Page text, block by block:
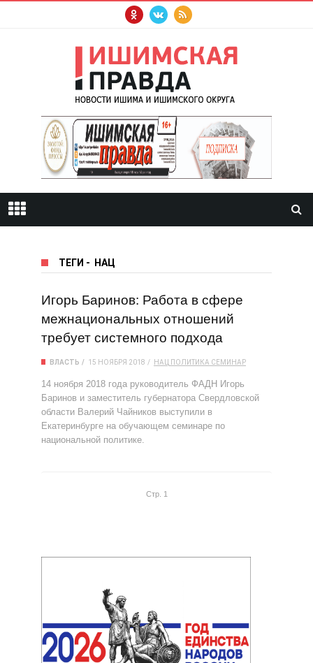
ТЕГИ - НАЦ
Игорь Баринов: Работа в сфере
межнациональных отношений
требует системного подхода
ВЛАСТЬ 15 НОЯБРЯ 2018 НАЦ ПОЛИТИКА СЕМИНАР
14 ноября 2018 года руководитель ФАДН Игорь
Баринов и заместитель губернатора Свердловской
области Валерий Чайников выступили в
Екатеринбурге на обучающем семинаре по
национальной политике.
Стр. 1